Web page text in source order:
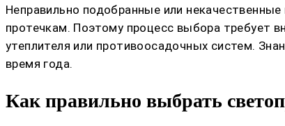
Неправильно подобранные или
протечкам. Поэтому процесс выбора требует
утеплителя или противоосадочных систем.
время года.
Как правильно выбрать